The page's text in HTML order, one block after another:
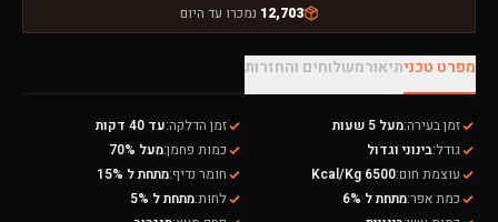
12,703 נמכרו עד היום
מפרט טכניתיאורמשלוחים והחזרות
זמן בעירה:מעל 5 שעות זמן הדלקה:עד 40 דקות
גודל:בינוני וגדול כמות פחמן:מעל 70%
עוצמת חום:
6500 Kcal/Kg חומר נדיף:מתחת ל 15%
כמת אפר:מתחת ל 6% לחות:מתחת ל 5%